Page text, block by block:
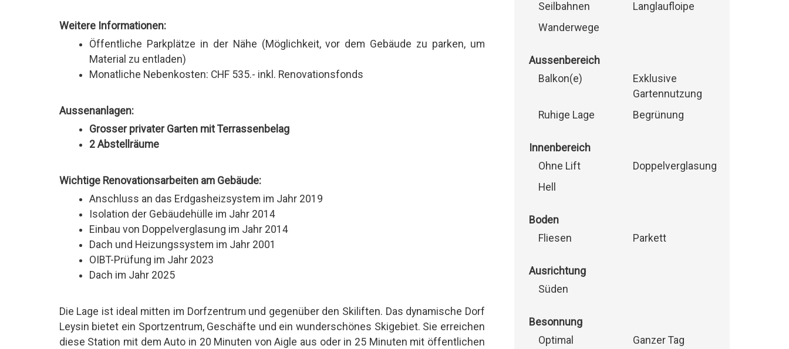
Weitere Informationen:
Öffentliche Parkplätze in der Nähe (Möglichkeit, vor dem Gebäude zu parken, um
Material zu entladen)
Monatliche Nebenkosten: CHF 535.- inkl. Renovationsfonds
Aussenanlagen:
Grosser privater Garten mit Terrassenbelag
2 Abstellräume
Wichtige Renovationsarbeiten am Gebäude:
Anschluss an das Erdgasheizsystem im Jahr 2019
Isolation der Gebäudehülle im Jahr 2014
Einbau von Doppelverglasung im Jahr 2014
Dach und Heizungssystem im Jahr 2001
OIBT-Prüfung im Jahr 2023
Dach im Jahr 2025
Die Lage ist ideal mitten im Dorfzentrum und gegenüber den Skiliften. Das dynamische Dorf
Leysin bietet ein Sportzentrum, Geschäfte und ein wunderschönes Skigebiet. Sie erreichen
diese Station mit dem Auto in 20 Minuten von Aigle aus oder in 25 Minuten mit öffentlichen
Seilbahnen
Langlaufloipe
Wanderwege
Aussenbereich
Balkon(e)
Exklusive
Gartennutzung
Ruhige Lage
Begrünung
Innenbereich
Ohne Lift
Doppelverglasung
Hell
Boden
Fliesen
Parkett
Ausrichtung
Süden
Besonnung
Optimal
Ganzer Tag